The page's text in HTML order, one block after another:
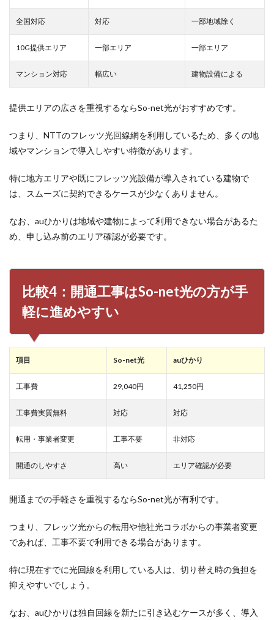
全国対応 対応 一部地域除く
10G提供エリア 一部エリア 一部エリア
マンション対応 幅広い 建物設備による
提供エリアの広さを重視するならSo-net光がおすすめです。
つまり、NTTのフレッツ光回線網を利用しているため、多くの地
域やマンションで導入しやすい特徴があります。
特に地方エリアや既にフレッツ光設備が導入されている建物で
は、スムーズに契約できるケースが少なくありません。
なお、auひかりは地域や建物によって利用できない場合があるた
め、申し込み前のエリア確認が必要です。
比較4：開通工事はSo-net光の方が手
軽に進めやすい
項目 So-net光 auひかり
工事費 29,040円 41,250円
工事費実質無料 対応 対応
転用・事業者変更 工事不要 非対応
開通のしやすさ 高い エリア確認が必要
開通までの手軽さを重視するならSo-net光が有利です。
つまり、フレッツ光からの転用や他社光コラボからの事業者変更
であれば、工事不要で利用できる場合があります。
特に現在すでに光回線を利用している人は、切り替え時の負担を
抑えやすいでしょう。
なお、auひかりは独自回線を新たに引き込むケースが多く、導入